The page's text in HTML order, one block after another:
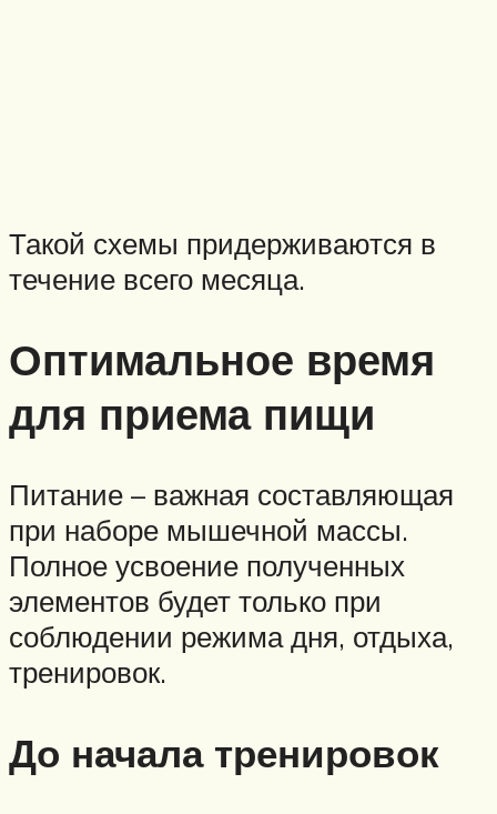
Такой схемы придерживаются в
течение всего месяца.
Оптимальное время
для приема пищи
Питание – важная составляющая
при наборе мышечной массы.
Полное усвоение полученных
элементов будет только при
соблюдении режима дня, отдыха,
тренировок.
До начала тренировок